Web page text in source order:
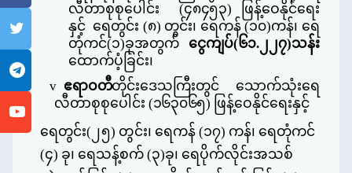
လီတာစုစုပေါင်း
(၄၈၄၅၃)
ဖြန့်ဝေနိုင်ရေး
နှင့် ရေတွင်း (၈) တွင်း၊ ရေကန်(၁၀)ကန်၊ ရေ
တုံကင်(၁)ခုအတွက် ငွေကျပ်(၆၁. ၂၂၇)သန်း
ထောက်ပံ့ခြင်း၊
v ဧရာဝတီတိုင်းဒေသကြီးတွင်
သောက်သုံးရေ
လီတာစုစုပေါင်း (၁၆၃၀၆၅) ဖြန့်ဝေနိုင်ရေးနှင့်
ရေတွင်း( ၂၅) တွင်း၊ ရေကန်(၁၇) ကန်၊ ရေတုံကင်
(၄) ခု၊ ရေသန့်စက် (၃)ခု၊ ရေပိုက်လိုင်းအသစ်